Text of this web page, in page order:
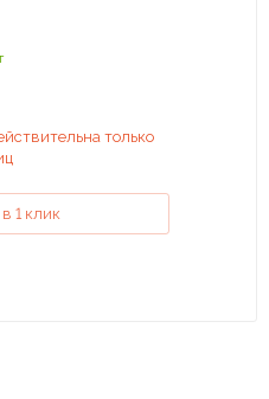
только
1 клик